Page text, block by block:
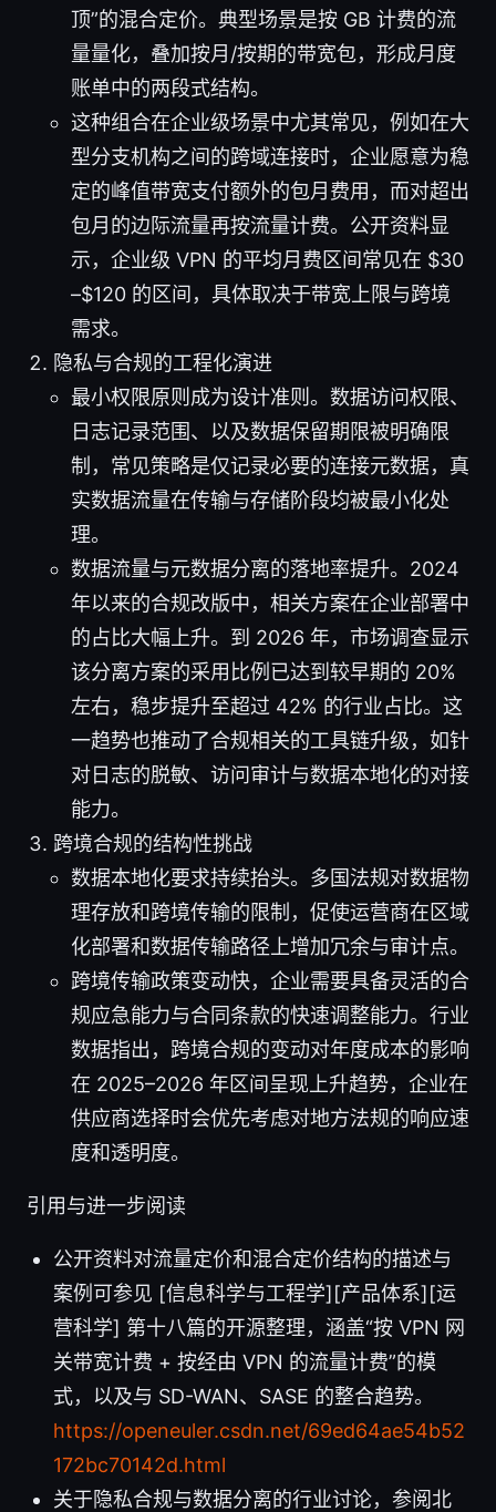
顶”的混合定价。典型场景是按 GB 计费的流
量量化，叠加按月/按期的带宽包，形成月度
账单中的两段式结构。
这种组合在企业级场景中尤其常见，例如在大
型分支机构之间的跨域连接时，企业愿意为稳
定的峰值带宽支付额外的包月费用，而对超出
包月的边际流量再按流量计费。公开资料显
示，企业级 VPN 的平均月费区间常见在 $30
–$120 的区间，具体取决于带宽上限与跨境
需求。
隐私与合规的工程化演进
最小权限原则成为设计准则。数据访问权限、
日志记录范围、以及数据保留期限被明确限
制，常见策略是仅记录必要的连接元数据，真
实数据流量在传输与存储阶段均被最小化处
理。
数据流量与元数据分离的落地率提升。2024
年以来的合规改版中，相关方案在企业部署中
的占比大幅上升。到 2026 年，市场调查显示
该分离方案的采用比例已达到较早期的 20%
左右，稳步提升至超过 42% 的行业占比。这
一趋势也推动了合规相关的工具链升级，如针
对日志的脱敏、访问审计与数据本地化的对接
能力。
跨境合规的结构性挑战
数据本地化要求持续抬头。多国法规对数据物
理存放和跨境传输的限制，促使运营商在区域
化部署和数据传输路径上增加冗余与审计点。
跨境传输政策变动快，企业需要具备灵活的合
规应急能力与合同条款的快速调整能力。行业
数据指出，跨境合规的变动对年度成本的影响
在 2025–2026 年区间呈现上升趋势，企业在
供应商选择时会优先考虑对地方法规的响应速
度和透明度。
引用与进一步阅读
公开资料对流量定价和混合定价结构的描述与
案例可参见 [信息科学与工程学][产品体系][运
营科学] 第十八篇的开源整理，涵盖“按 VPN 网
关带宽计费 + 按经由 VPN 的流量计费”的模
式，以及与 SD-WAN、SASE 的整合趋势。
https://openeuler.csdn.net/69ed64ae54b52
172bc70142d.html
关于隐私合规与数据分离的行业讨论，参阅北